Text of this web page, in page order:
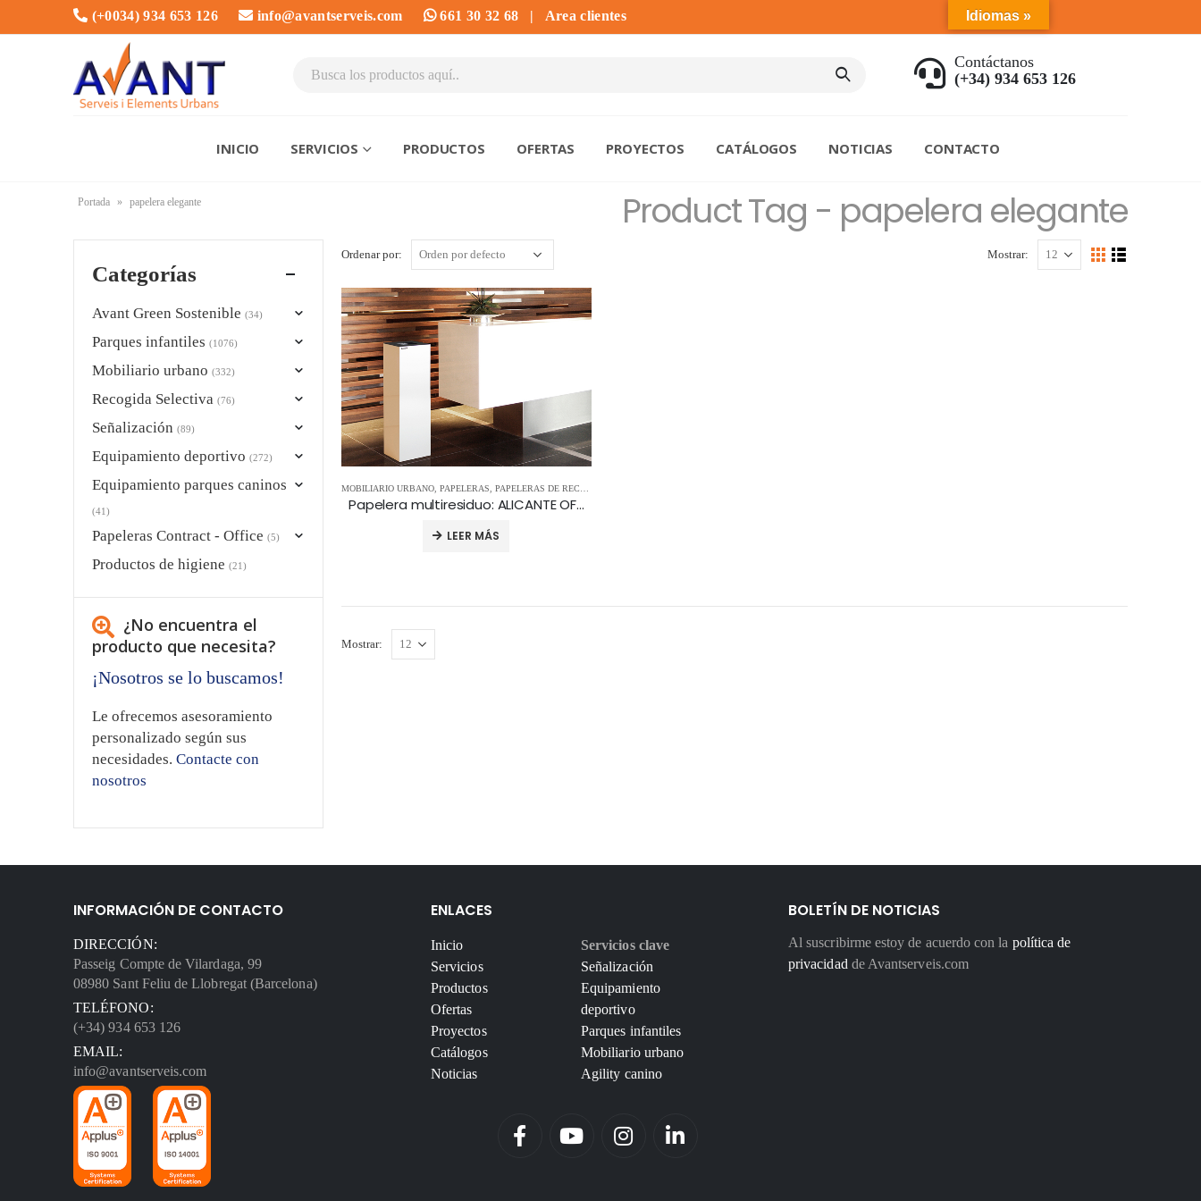
(+0034) 934 653 126 info@avantserveis.com 661 30 32 68 | Area clientes
Contáctanos
(+34) 934 653 126
INICIO SERVICIOS PRODUCTOS OFERTAS PROYECTOS CATÁLOGOS NOTICIAS CONTACTO
Product Tag - papelera elegante
Portada » papelera elegante
Ordenar por: Mostrar:
MOBILIARIO URBANO PAPELERAS PAPELERAS DE RECICLAJE
Papelera multiresiduo: ALICANTE OFFICE
LEER MÁS
Mostrar:
Categorías
Avant Green Sostenible (34)
Parques infantiles (1076)
Mobiliario urbano (332)
Recogida Selectiva (76)
Señalización (89)
Equipamiento deportivo (272)
Equipamiento parques caninos
(41)
Papeleras Contract - Office (5)
Productos de higiene (21)
¿No encuentra el
producto que necesita?
¡Nosotros se lo buscamos!
Le ofrecemos asesoramiento
personalizado según sus
necesidades. Contacte con
nosotros
INFORMACIÓN DE CONTACTO
DIRECCIÓN:
Passeig Compte de Vilardaga, 99
08980 Sant Feliu de Llobregat (Barcelona)
TELÉFONO:
(+34) 934 653 126
EMAIL:
info@avantserveis.com
ENLACES
Inicio
Servicios
Productos
Ofertas
Proyectos
Catálogos
Noticias
Servicios clave
Señalización
Equipamiento
deportivo
Parques infantiles
Mobiliario urbano
Agility canino
BOLETÍN DE NOTICIAS
Al suscribirme estoy de acuerdo con la política de
privacidad de Avantserveis.com
Idiomas »